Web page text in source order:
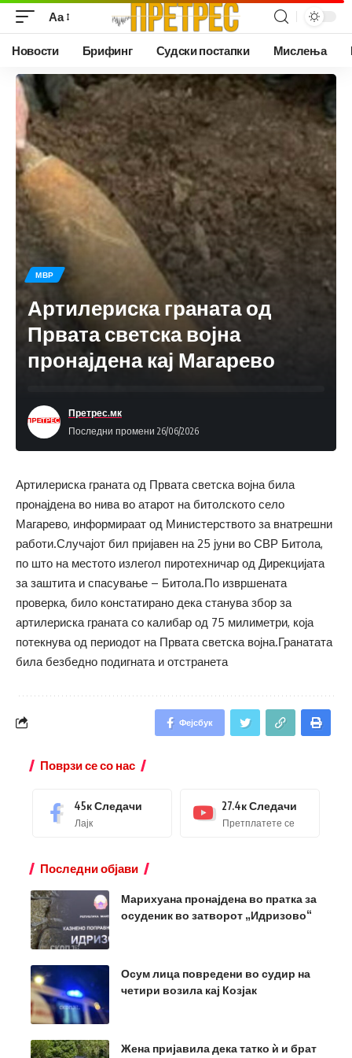
Аа
Новости Брифинг Судски постапки Мислења
МВР
Артилериска граната од
Првата светска војна
пронајдена кај Магарево
Последни промени 26/06/2026
Претрес.мк
Артилериска граната од Првата светска војна била
пронајдена во нива во атарот на битолското село
Магарево, информираат од Министерството за внатрешни
работи.Случајот бил пријавен на 25 јуни во СВР Битола,
по што на местото излегол пиротехничар од Дирекцијата
за заштита и спасување – Битола.По извршената
проверка, било констатирано дека станува збор за
артилериска граната со калибар од 75 милиметри, која
потекнува од периодот на Првата светска војна.Гранатата
била безбедно подигната и отстранета
Фејсбук
Поврзи се со нас
45кСледачи
Лајк
27.4кСледачи
Претплатете се
Последни објави
Марихуана пронајдена во пратка за
осуденик во затворот „Идризово“
Осум лица повредени во судир на
четири возила кај Козјак
Жена пријавила дека татко ѝ и брат